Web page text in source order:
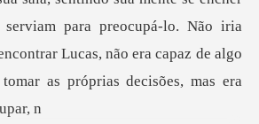
para preocupá-lo. Não iria